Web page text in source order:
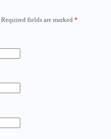
Required fields are marked *